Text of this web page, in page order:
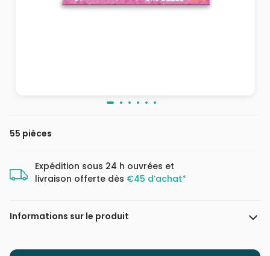
55 pièces
Expédition sous 24 h ouvrées et
livraison offerte dès €45 d’achat*
Informations sur le produit
Marque Dino